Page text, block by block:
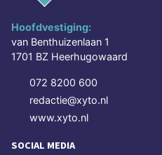
Hoofdvestiging:
van Benthuizenlaan 1
1701 BZ Heerhugowaard
072 8200 600
redactie@xyto.nl
www.xyto.nl
SOCIAL MEDIA